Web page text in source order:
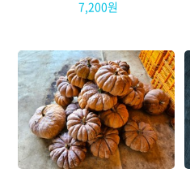
7,200원